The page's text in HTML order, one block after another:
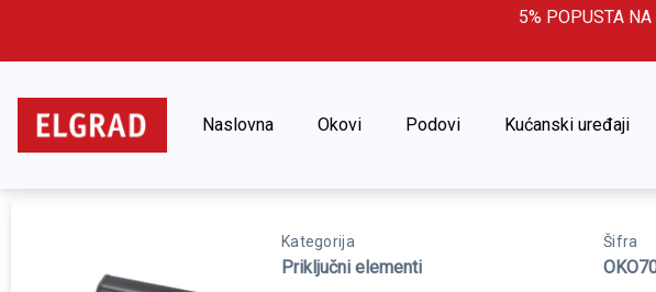
5% POPUSTA
Naslovna Okovi Podovi Kućanski uređaji
Kategorija
Priključni elementi
Šifra